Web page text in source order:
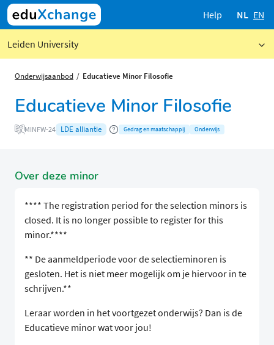
Help NL EN
Leiden University
Onderwijsaanbod Educatieve Minor Filosofie
Educatieve Minor Filosofie
MINFW-24 LDE alliantie Gedrag en maatschappij Onderwijs
Over deze minor
**** The registration period for the selection minors is
closed. It is no longer possible to register for this
minor.****
** De aanmeldperiode voor de selectieminoren is
gesloten. Het is niet meer mogelijk om je hiervoor in te
schrijven.**
Leraar worden in het voortgezet onderwijs? Dan is de
Educatieve minor wat voor jou!